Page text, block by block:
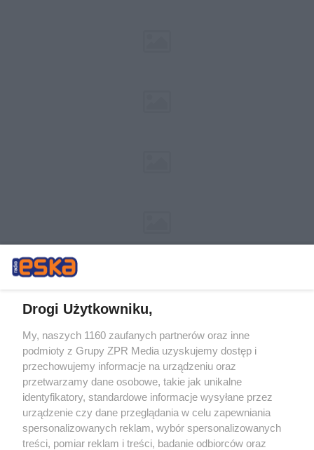
Żaden utwór zamieszczony w serwisie nie może być powielany i
rozpowszechniany lub dalej rozpowszechniany w jakikolwiek sposób (w
tym także elektroniczny lub mechaniczny) na jakimkolwiek polu
eksploatacji w jakiejkolwiek formie, włącznie z umieszczaniem w
Internecie bez pisemnej zgody właściciela praw. Jakiekolwiek użycie lub
wykorzystanie utworów w całości lub w części z naruszeniem prawa,
tzn. bez właściwej zgody, jest zabronione pod groźbą kary i może być
ścigane prawnie.
Drogi Użytkowniku,
My, naszych 1160 zaufanych partnerów oraz inne
podmioty z Grupy ZPR Media uzyskujemy dostęp i
przechowujemy informacje na urządzeniu oraz
przetwarzamy dane osobowe, takie jak unikalne
identyfikatory, standardowe informacje wysyłane przez
urządzenie czy dane przeglądania w celu zapewniania
spersonalizowanych reklam, wybór spersonalizowanych
treści, pomiar reklam i treści, badanie odbiorców oraz